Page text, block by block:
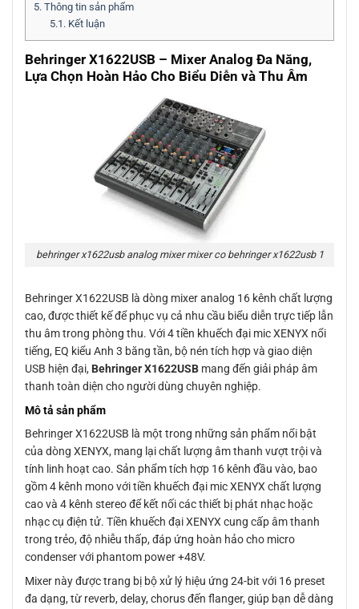
5. Thông tin sản phẩm
5.1.Kết luận
Behringer X1622USB – Mixer Analog Đa Năng,
Lựa Chọn Hoàn Hảo Cho Biểu Diễn và Thu Âm
behringer x1622usb analog mixer mixer co behringer x1622usb 1
Behringer X1622USB là dòng mixer analog 16 kênh chất lượng
cao, được thiết kế để phục vụ cả nhu cầu biểu diễn trực tiếp lẫn
thu âm trong phòng thu. Với 4 tiền khuếch đại mic XENYX nổi
tiếng, EQ kiểu Anh 3 băng tần, bộ nén tích hợp và giao diện
USB hiện đại, Behringer X1622USB mang đến giải pháp âm
thanh toàn diện cho người dùng chuyên nghiệp.
Mô tả sản phẩm
Behringer X1622USB là một trong những sản phẩm nổi bật
của dòng XENYX, mang lại chất lượng âm thanh vượt trội và
tính linh hoạt cao. Sản phẩm tích hợp 16 kênh đầu vào, bao
gồm 4 kênh mono với tiền khuếch đại mic XENYX chất lượng
cao và 4 kênh stereo để kết nối các thiết bị phát nhạc hoặc
nhạc cụ điện tử. Tiền khuếch đại XENYX cung cấp âm thanh
trong trẻo, độ nhiễu thấp, đáp ứng hoàn hảo cho micro
condenser với phantom power +48V.
Mixer này được trang bị bộ xử lý hiệu ứng 24-bit với 16 preset
đa dạng, từ reverb, delay, chorus đến flanger, giúp bạn dễ dàng